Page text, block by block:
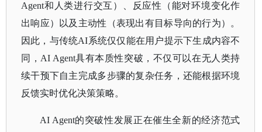
Agent和人类进行交互）、反应性（能对环境变化作
出响应）以及主动性（表现出有目标导向的行为）。
因此，与传统AI系统仅仅能在用户提示下生成内容不
同，AI Agent具有本质性突破，不仅可以在无人类持
续干预下自主完成多步骤的复杂任务，还能根据环境
反馈实时优化决策策略。
AI Agent的突破性发展正在催生全新的经济范式